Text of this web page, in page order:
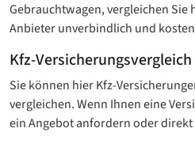
Gebrauchtwagen, vergleichen Sie
Anbieter unverbindlich und
Kfz-Versicherungsvergleich
Sie können hier Kfz-
vergleichen. Wenn Ihnen eine
ein Angebot anfordern oder